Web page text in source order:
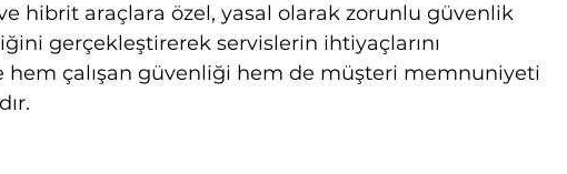
hibrit araçlara özel, yasal olarak zorunlu güvenlik
gerçekleştirerek servislerin ihtiyaçlarını
hem çalışan güvenliği hem de müşteri memnuniyeti